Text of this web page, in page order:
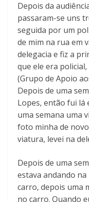
Depois da
passaram-se uns
seguida por um
de mim na rua em
delegacia e fiz a
que ele era
(Grupo de Apoio
Depois de uma
Lopes, então fui lá
uma semana uma
foto minha de
viatura, levei na
Depois de uma
estava andando
carro, depois uma
no carro. Quando